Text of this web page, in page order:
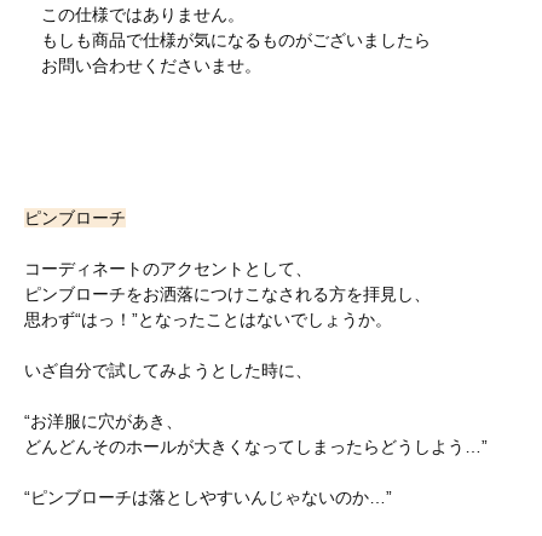
この仕様ではありません。
もしも商品で仕様が気になるものがございましたら
お問い合わせくださいませ。
ピンブローチ
コーディネートのアクセントとして、
ピンブローチをお洒落につけこなされる方を拝見し、
思わず“はっ！”となったことはないでしょうか。
いざ自分で試してみようとした時に、
“お洋服に穴があき、
どんどんそのホールが大きくなってしまったらどうしよう…”
“ピンブローチは落としやすいんじゃないのか…”